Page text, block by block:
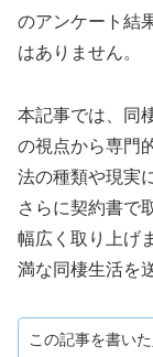
のアンケート結
はありません。
本記事では、同
の視点から専門
法の種類や現実
さらに契約書で
幅広く取り上げ
満な同棲生活を
この記事を書いた